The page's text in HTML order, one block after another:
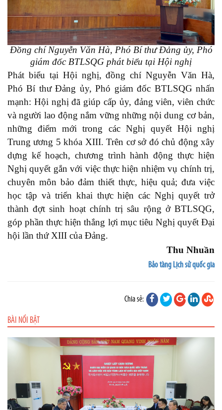
Đồng chí Nguyễn Văn Hà, Phó Bí thư Đảng ủy, Phó
giám đốc BTLSQG phát biểu tại Hội nghị
Phát biểu tại Hội nghị, đồng chí Nguyễn Văn Hà,
Phó Bí thư Đảng ủy, Phó giám đốc BTLSQG nhấn
mạnh: Hội nghị đã giúp cấp ủy, đảng viên, viên chức
và người lao động nắm vững những nội dung cơ bản,
những điểm mới trong các Nghị quyết Hội nghị
Trung ương 5 khóa XIII. Trên cơ sở đó chủ động xây
dựng kế hoạch, chương trình hành động thực hiện
Nghị quyết gắn với việc thực hiện nhiệm vụ chính trị,
chuyên môn bảo đảm thiết thực, hiệu quả; đưa việc
học tập và triển khai thực hiện các Nghị quyết trở
thành đợt sinh hoạt chính trị sâu rộng ở BTLSQG,
góp phần thực hiện thắng lợi mục tiêu Nghị quyết Đại
hội lần thứ XIII của Đảng.
Thu Nhuần
Bảo tàng Lịch sử quốc gia
Chia sẻ:
BÀI NỔI BẬT